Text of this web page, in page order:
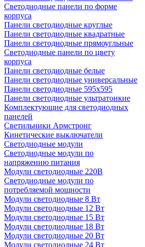
Светодиодные панели по форме
корпуса
Панели светодиодные круглые
Панели светодиодные квадратные
Панели светодиодные прямоугльные
Светодиодные панели по цвету
корпуса
Панели светодиодные белые
Панели светодиодные универсальные
Панели светодиодные 595х595
Панели светодиодные ультратонкие
Комплектующие для светодиодных
панелей
Светильники Армстронг
Кинетические выключатели
Светодиодные модули
Светодиодные модули по
напряжению питания
Модули светодиодные 220В
Светодиодные модули по
потребляемой мощности
Модули светодиодные 8 Вт
Модули светодиодные 12 Вт
Модули светодиодные 15 Вт
Модули светодиодные 18 Вт
Модули светодиодные 20 Вт
Модули светодиодные 24 Вт